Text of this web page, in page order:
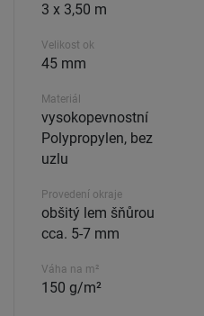
3 x 3,50 m
Velikost ok
45 mm
Materiál
vysokopevnostní
Polypropylen, bez
uzlu
Provedení okraje
obšitý lem šňůrou
cca. 5-7 mm
Váha na m²
150 g/m²